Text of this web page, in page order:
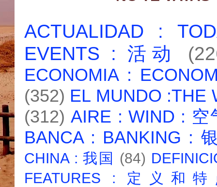
ACTUALIDAD :
EVENTS : 活动
ECONOMIA :
(352) EL MUNDO :THE
(312) AIRE : WIND : 空
BANCA : BANKING :
CHINA : 我国 (84)
FEATURES : 定义和